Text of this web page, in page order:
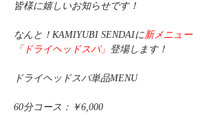
皆様に嬉しいお知らせです！
なんと！KAMIYUBI SENDAIに新メニュー
「ドライヘッドスパ」 登場します！
ドライヘッドスパ単品MENU
60分コース：￥6,000